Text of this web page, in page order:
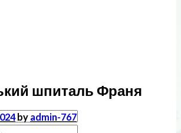
шпиталь Франя
by admin-767